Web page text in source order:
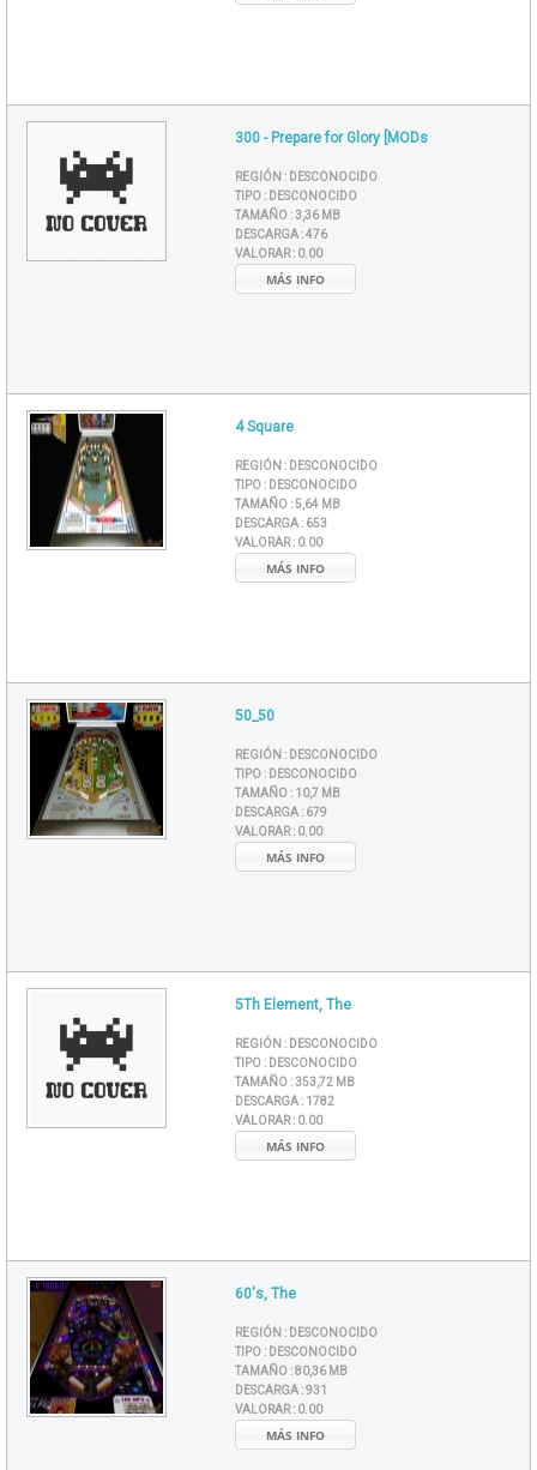
300 - Prepare for Glory [MODs
REGIÓN : DESCONOCIDO
TIPO : DESCONOCIDO
TAMAÑO :3,36 MB
DESCARGA :476
VALORAR : 0.00
MÁS INFO
4 Square
REGIÓN : DESCONOCIDO
TIPO : DESCONOCIDO
TAMAÑO :5,64 MB
DESCARGA : 653
VALORAR : 0.00
MÁS INFO
50_50
REGIÓN : DESCONOCIDO
TIPO : DESCONOCIDO
TAMAÑO : 10,7 MB
DESCARGA : 679
VALORAR : 0.00
MÁS INFO
5Th Element, The
REGIÓN : DESCONOCIDO
TIPO : DESCONOCIDO
TAMAÑO :353,72 MB
DESCARGA : 1782
VALORAR : 0.00
MÁS INFO
60's, The
REGIÓN : DESCONOCIDO
TIPO : DESCONOCIDO
TAMAÑO :80,36 MB
DESCARGA :931
VALORAR : 0.00
MÁS INFO